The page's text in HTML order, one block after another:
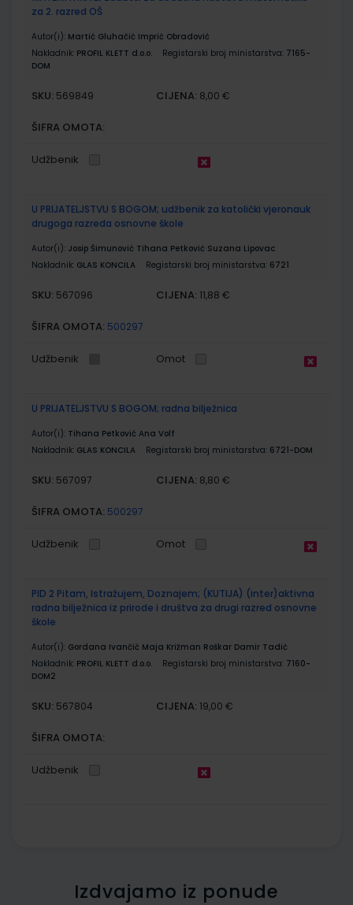
za 2. razred OŠ
Autor(i): Martić Gluhačić Imprić Obradović
Nakladnik: PROFIL KLETT d.o.o. Registarski broj ministarstva: 7165-
DOM
SKU: 569849 CIJENA: 8,00 €
ŠIFRA OMOTA:
Udžbenik
U PRIJATELJSTVU S BOGOM; udžbenik za katolički vjeronauk
drugoga razreda osnovne škole
Autor(i): Josip Šimunović Tihana Petković Suzana Lipovac
Nakladnik: GLAS KONCILA Registarski broj ministarstva: 6721
SKU: 567096 CIJENA: 11,88 €
ŠIFRA OMOTA: 500297
Udžbenik Omot
U PRIJATELJSTVU S BOGOM; radna bilježnica
Autor(i): Tihana Petković Ana Volf
Nakladnik: GLAS KONCILA Registarski broj ministarstva: 6721-DOM
SKU: 567097 CIJENA: 8,80 €
ŠIFRA OMOTA: 500297
Udžbenik Omot
PID 2 Pitam, Istražujem, Doznajem; (KUTIJA) (inter)aktivna
radna bilježnica iz prirode i društva za drugi razred osnovne
škole
Autor(i): Gordana Ivančić Maja Križman Roškar Damir Tadić
Nakladnik: PROFIL KLETT d.o.o. Registarski broj ministarstva: 7160-
DOM2
SKU: 567804 CIJENA: 19,00 €
ŠIFRA OMOTA:
Udžbenik
Izdvajamo iz ponude